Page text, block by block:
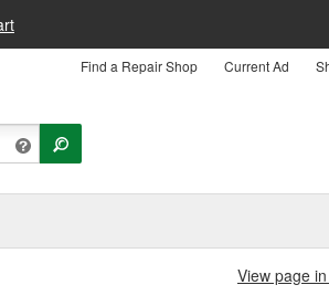
Find a Repair Shop Current Ad
View page